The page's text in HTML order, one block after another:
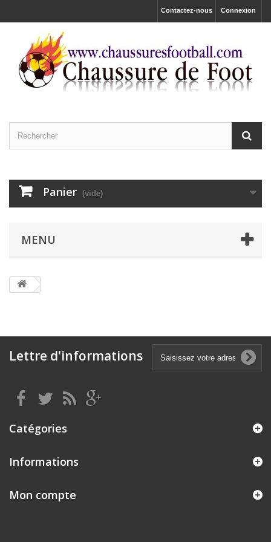
Connexion
Contactez-nous
Panier (vide)
MENU
Lettre d'informations
Catégories
Informations
Mon compte